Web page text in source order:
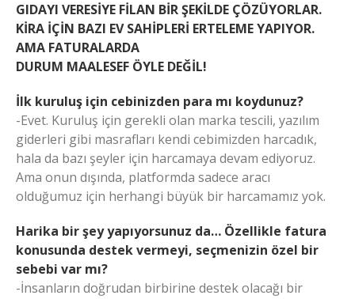
GIDAYI VERESİYE FİLAN BİR ŞEKİLDE ÇÖZÜYORLAR.
KİRA İÇİN BAZI EV SAHİPLERİ ERTELEME YAPIYOR.
AMA FATURALARDA
DURUM MAALESEF ÖYLE DEĞİL!
İlk kuruluş için cebinizden para mı koydunuz?
-Evet. Kuruluş için gerekli olan marka tescili, yazılım
giderleri gibi masrafları kendi cebimizden harcadık,
hala da bazı şeyler için harcamaya devam ediyoruz.
Ama onun dışında, platformda sadece aracı
olduğumuz için herhangi büyük bir harcamamız yok.
Harika bir şey yapıyorsunuz da… Özellikle fatura
konusunda destek vermeyi, seçmenizin özel bir
sebebi var mı?
-İnsanların doğrudan birbirine destek olacağı bir